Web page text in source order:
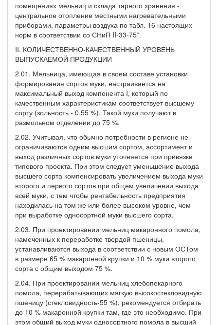
помещениях мельниц и склада тарного хранения -
центральное отопление местными нагревательными
приборами, параметры воздуха по табл. 16 настоящих
норм в соответствии со СНиП II-33-75*.
II. КОЛИЧЕСТВЕННО-КАЧЕСТВЕННЫЙ УРОВЕНЬ
ВЫПУСКАЕМОЙ ПРОДУКЦИИ
2.01. Мельница, имеющая в своем составе установки
формирования сортов муки, настраивается на
максимальный выход компонента I, который по
качественным характеристикам соответствует высшему
сорту (зольность - 0,55 %). Такой муки получают в
размольном отделении до 75 %.
2.02. Учитывая, что обычно потребности в регионе не
ограничиваются одним высшим сортом, ассортимент и
выход различных сортов муки уточняется при привязке
типового проекта. При этом следует уменьшение выхода
высшего сорта компенсировать увеличением выхода муки
второго и первого сортов при общем увеличении выхода
всей муки, с тем чтобы рентабельность предприятия
находилась на том же или более высоком уровне, чем
при выработке односортной муки высшего сорта.
2.03. При проектировании мельниц макаронного помола,
намеченных к переработке твердой пшеницы,
устанавливаются выхода в соответствии с новым ОСТом
в размере 65 % макаронной крупки и 10 % муки второго
сорта с общим выходом 75 %.
2.04. При проектировании мельниц хлебопекарного
помола, перерабатывающих мягкую высокостекловидную
пшеницу (стекловидность-55 %), рекомендуется отбирать
до 10 % макаронной крупки там, где это необходимо. При
этом общий выход муки односортного помола в высший